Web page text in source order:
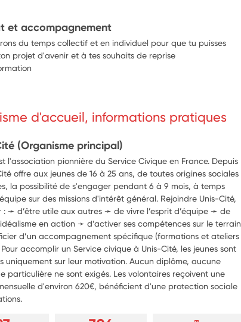
et accompagnement
du temps collectif et en individuel pour que tu puisses
projet d'avenir et à tes souhaits de reprise
d'accueil, informations pratiques
(Organisme principal)
l'association pionnière du Service Civique en France. Depuis
offre aux jeunes de 16 à 25 ans, de toutes origines sociales
la possibilité de s'engager pendant 6 à 9 mois, à temps
sur des missions d'intérêt général. Rejoindre Unis-Cité,
: ➛ d’être utile aux autres ➛ de vivre l’esprit d’équipe ➛ de
en action ➛ d’activer ses compétences sur le terrain
d’un accompagnement spécifique (formations et ateliers
accomplir un Service civique à Unis-Cité, les jeunes sont
uniquement sur leur motivation. Aucun diplôme, aucune
particulière ne sont exigés. Les volontaires reçoivent une
d'environ 620€, bénéficient d'une protection sociale